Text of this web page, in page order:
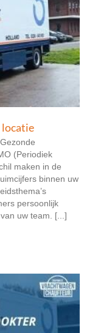
locatie
(Periodiek
maken in de
binnen uw
persoonlijk
uw team. [...]